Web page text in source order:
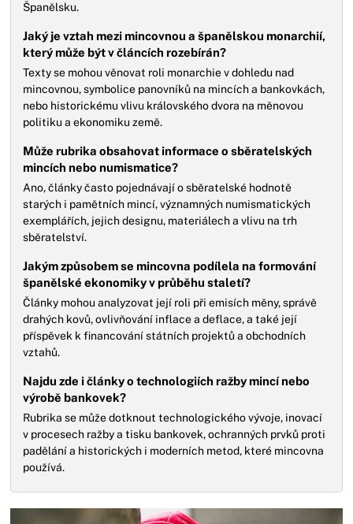
Španělsku.
Jaký je vztah mezi mincovnou a španělskou monarchií,
který může být v článcích rozebírán?
Texty se mohou věnovat roli monarchie v dohledu nad
mincovnou, symbolice panovníků na mincích a bankovkách,
nebo historickému vlivu královského dvora na měnovou
politiku a ekonomiku země.
Může rubrika obsahovat informace o sběratelských
mincích nebo numismatice?
Ano, články často pojednávají o sběratelské hodnotě
starých i pamětních mincí, významných numismatických
exemplářích, jejich designu, materiálech a vlivu na trh
sběratelství.
Jakým způsobem se mincovna podílela na formování
španělské ekonomiky v průběhu staletí?
Články mohou analyzovat její roli při emisích měny, správě
drahých kovů, ovlivňování inflace a deflace, a také její
příspěvek k financování státních projektů a obchodních
vztahů.
Najdu zde i články o technologiích ražby mincí nebo
výrobě bankovek?
Rubrika se může dotknout technologického vývoje, inovací
v procesech ražby a tisku bankovek, ochranných prvků proti
padělání a historických i moderních metod, které mincovna
používá.